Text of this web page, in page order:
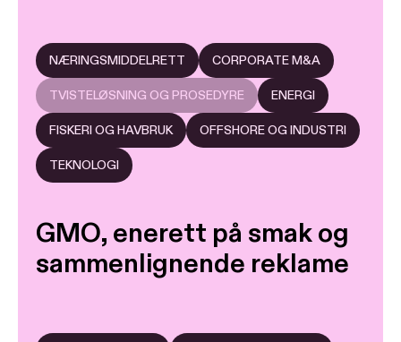
NÆRINGSMIDDELRETT CORPORATE M&A
TVISTELØSNING OG PROSEDYRE ENERGI
FISKERI OG HAVBRUK OFFSHORE OG INDUSTRI
TEKNOLOGI
GMO, enerett på smak og
sammenlignende reklame